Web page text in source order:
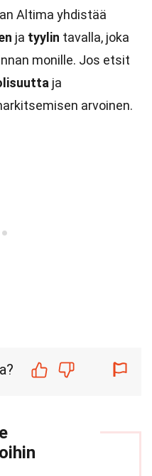
Altima yhdistää
ja tyylin tavalla, joka
monille. Jos etsit
ja
arvoinen.